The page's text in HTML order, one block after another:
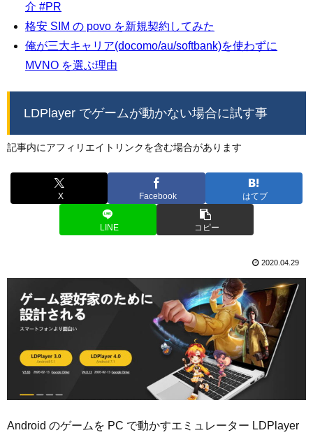
介 #PR
格安 SIM の povo を新規契約してみた
俺が三大キャリア(docomo/au/softbank)を使わずに
MVNO を選ぶ理由
LDPlayer でゲームが動かない場合に試す事
記事内にアフィリエイトリンクを含む場合があります
X Facebook はてブ
LINE コピー
2020.04.29
Android のゲームを PC で動かすエミュレーター LDPlayer